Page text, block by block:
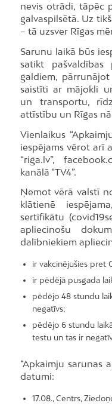
nevis otrādi, tāpēc
galvaspilsētā. Uz
– tā uzsver Rīgas
Sarunu laikā būs
satikt pašvaldības
galdiem,
saistīti ar mājokli
un transportu,
attīstību un Rīgas
Vienlaikus
iespējams vērot arī
“riga.lv”,
kanālā “TV4”.
Ņemot vērā valstī
klātienē
sertifikātu
apliecinošu
dalībniekiem
ir vakcinējušies pret
ir pēdējā pusgada
pēdējo 48 stundu
negatīvs;
pēdējo 6 stundu
testu un tas ir
“Apkaimju sarunas
datumi:
17.08., Centrs,